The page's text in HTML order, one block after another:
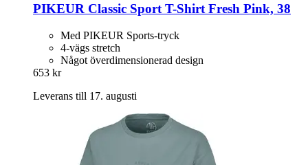
PIKEUR Classic Sport T-​Shirt Fresh Pink, 38
Med PIKEUR Sports-tryck
4-vägs stretch
Något överdimensionerad design
653 kr
Leverans till 17. augusti